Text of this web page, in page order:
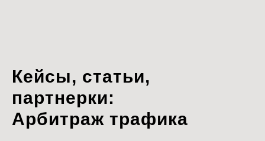
Кейсы, статьи,
партнерки:
Арбитраж трафика